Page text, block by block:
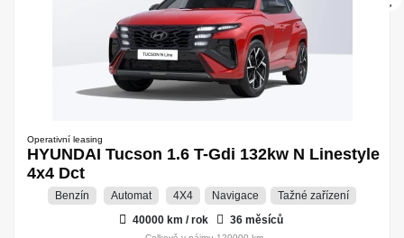
Operativní leasing
HYUNDAI Tucson 1.6 T-Gdi 132kw N Linestyle
4x4 Dct
Benzín Automat 4X4 Navigace
Tažné zařízení
40000 km / rok
36 měsíců